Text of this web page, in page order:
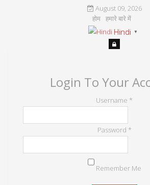
August 09, 2026
होम हमारे बारे में
Hindi ▼
Login To Your
Username *
Password *
Remember Me